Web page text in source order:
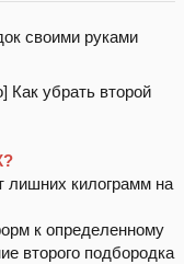
своими руками
лишних килограмм на
к определенному
второго подбородка